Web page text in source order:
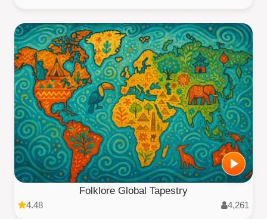
Folklore Global Tapestry
4.48 4,261